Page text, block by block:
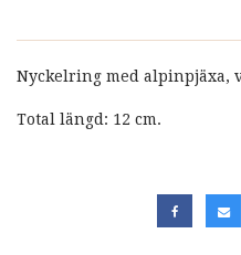
Nyckelring med alpinpjäxa,
Total längd: 12 cm.